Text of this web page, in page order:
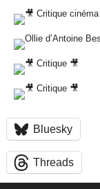
Bluesky
Threads